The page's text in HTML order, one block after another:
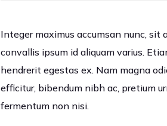
Integer maximus accumsan nunc, sit
convallis ipsum id aliquam varius.
hendrerit egestas ex. Nam magna
efficitur, bibendum nibh ac, pretium
fermentum non nisi.